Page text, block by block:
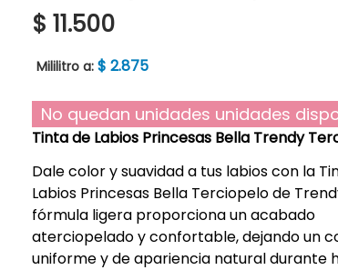
$ 11.500
Mililitro a: $ 2.875
No quedan unidades unidades
Tinta de Labios Princesas Bella Trendy
Dale color y suavidad a tus labios con la
Labios Princesas Bella Terciopelo de
fórmula ligera proporciona un acabado
aterciopelado y confortable, dejando un
uniforme y de apariencia natural durante